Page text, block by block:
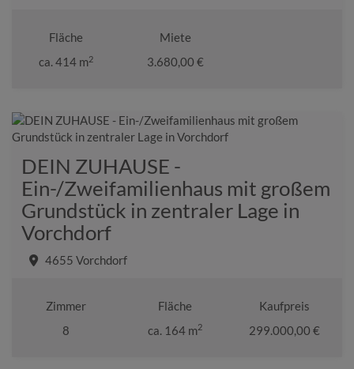
Fläche
ca. 414 m2
Miete
3.680,00 €
DEIN ZUHAUSE -
Ein-/Zweifamilienhaus mit großem
Grundstück in zentraler Lage in
Vorchdorf
4655 Vorchdorf
Zimmer
8
Fläche
ca. 164 m2
Kaufpreis
299.000,00 €